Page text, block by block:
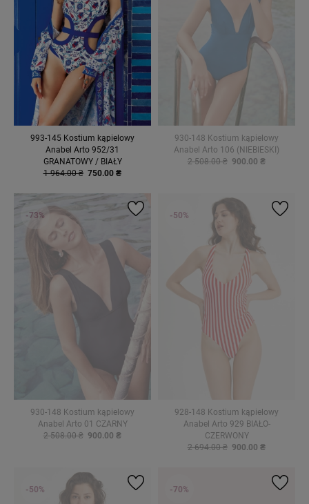
993-145 Kostium kąpielowy
Anabel Arto 952/31
GRANATOWY / BIAŁY
1 964.00 ₴ 750.00 ₴
930-148 Kostium kąpielowy
Anabel Arto 106 (NIEBIESKI)
2 508.00 ₴ 900.00 ₴
930-148 Kostium kąpielowy
Anabel Arto 01 CZARNY
2 508.00 ₴ 900.00 ₴
-73%
928-148 Kostium kąpielowy
Anabel Arto 929 BIAŁO-
CZERWONY
2 694.00 ₴ 900.00 ₴
-50%
-50% -70%